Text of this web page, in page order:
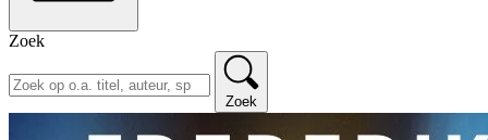
Zoek
Zoek